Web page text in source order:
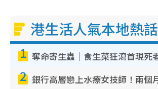
港生活人氣本地熱話
1
2